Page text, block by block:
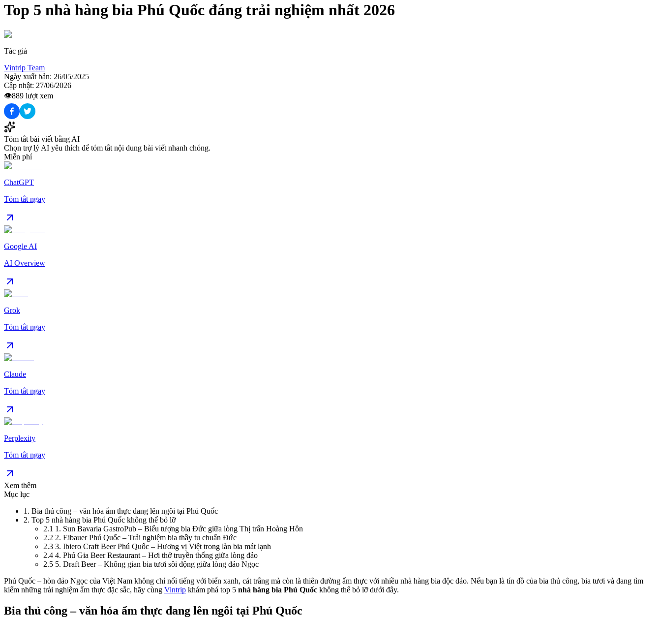
Top 5 nhà hàng bia Phú Quốc đáng trải nghiệm nhất 2026
Tác giả
Vintrip Team
Ngày xuất bản: 26/05/2025
Cập nhật: 27/06/2026
👁️889 lượt xem
Tóm tắt bài viết bằng AI
Chọn trợ lý AI yêu thích để tóm tắt nội dung bài viết nhanh chóng.
Miễn phí
ChatGPT
Tóm tắt ngay
Google AI
AI Overview
Grok
Tóm tắt ngay
Claude
Tóm tắt ngay
Perplexity
Tóm tắt ngay
Xem thêm
Mục lục
1 . Bia thủ công – văn hóa ẩm thực đang lên ngôi tại Phú Quốc
2. Top 5 nhà hàng bia Phú Quốc không thể bỏ lỡ
2.1 1. Sun Bavaria GastroPub – Biểu tượng bia Đức giữa lòng Thị trấn Hoàng Hôn
2.2 2. Eibauer Phú Quốc – Trải nghiệm bia thầy tu chuẩn Đức
2.3 3. Ibiero Craft Beer Phú Quốc – Hương vị Việt trong làn bia mát lạnh
2.4 4. Phú Gia Beer Restaurant – Hơi thở truyền thống giữa lòng đảo
2.5 5. Draft Beer – Không gian bia tươi sôi động giữa lòng đảo Ngọc
Phú Quốc – hòn đảo Ngọc của Việt Nam không chỉ nổi tiếng với biển xanh, cát trắng mà còn là thiên đường ẩm thực với nhiều nhà hàng bia độc đáo. Nếu bạn là tín đồ của bia thủ công, bia tươi và đang tìm
kiếm những trải nghiệm ẩm thực đặc sắc, hãy cùng Vintrip khám phá top 5 nhà hàng bia Phú Quốc không thể bỏ lỡ dưới đây.​
Bia thủ công – văn hóa ẩm thực đang lên ngôi tại Phú Quốc